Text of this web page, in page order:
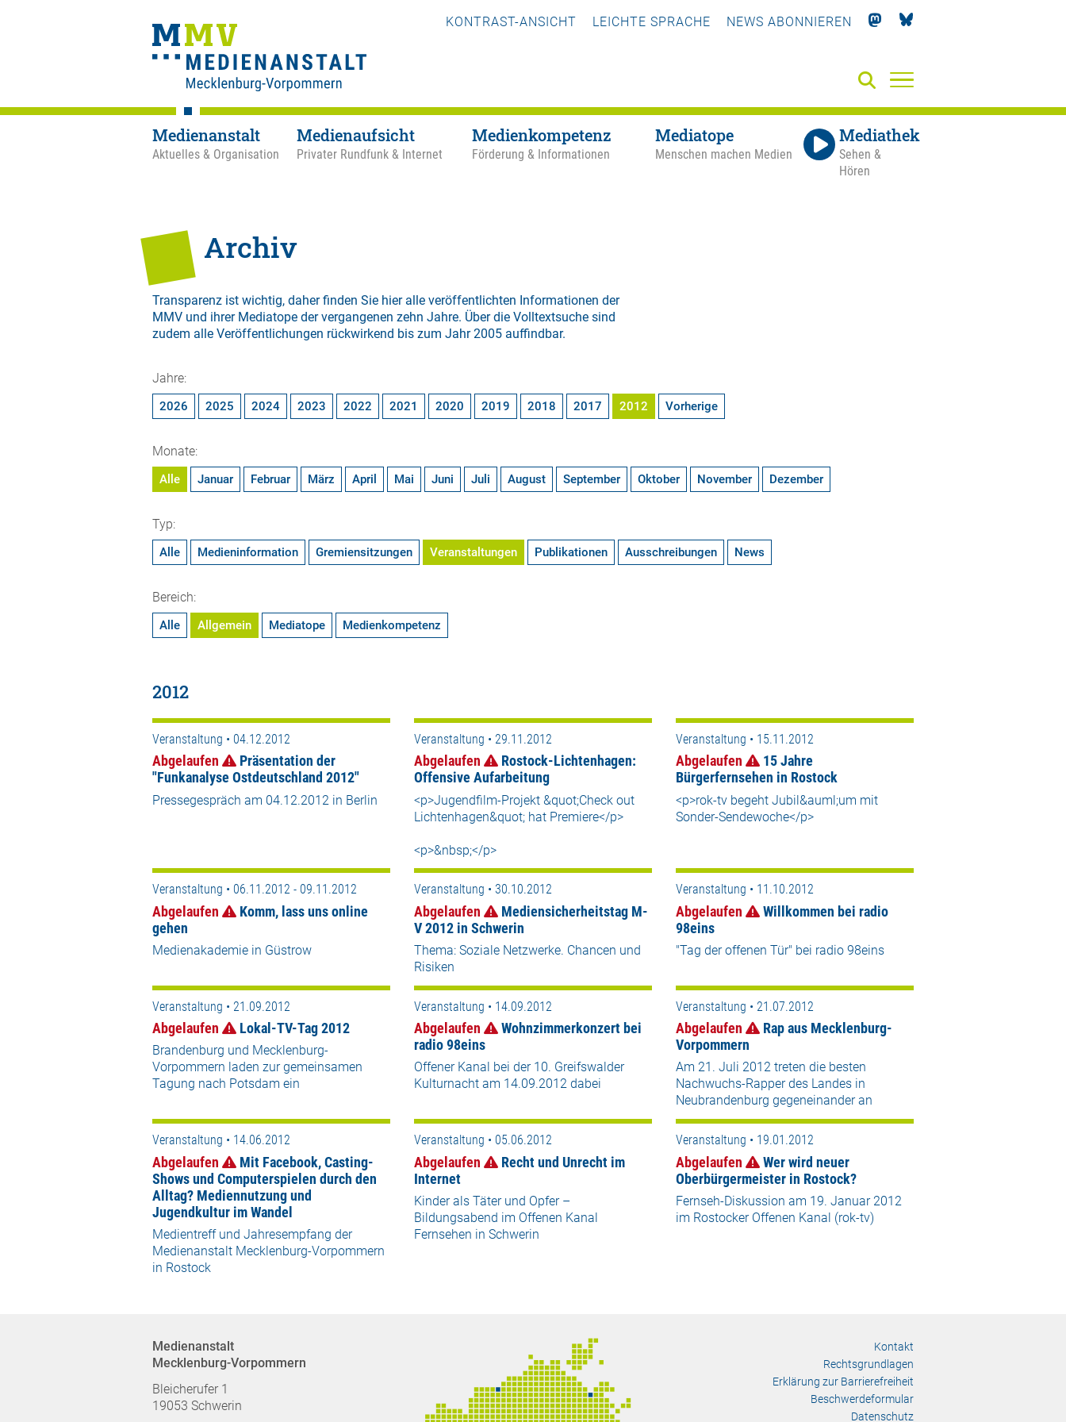
KONTRAST-ANSICHT LEICHTE SPRACHE NEWS ABONNIEREN
Medienanstalt
Aktuelles & Organisation
Medienaufsicht
Privater Rundfunk & Internet
Medienkompetenz
Förderung & Informationen
Mediatope
Menschen machen Medien
Mediathek
Sehen &
Hören
Archiv
Transparenz ist wichtig, daher finden Sie hier alle veröffentlichten Informationen der
MMV und ihrer Mediatope der vergangenen zehn Jahre. Über die Volltextsuche sind
zudem alle Veröffentlichungen rückwirkend bis zum Jahr 2005 auffindbar.
Jahre:
2026 2025 2024 2023 2022 2021 2020 2019 2018 2017 2012 Vorherige
Monate:
Alle Januar Februar März April Mai Juni Juli August September Oktober November Dezember
Typ:
Alle Medieninformation Gremiensitzungen Veranstaltungen Publikationen Ausschreibungen News
Bereich:
Alle Allgemein Mediatope Medienkompetenz
2012
Veranstaltung • 04.12.2012
Abgelaufen
Präsentation der
"Funkanalyse Ostdeutschland 2012"
Pressegespräch am 04.12.2012 in Berlin
Veranstaltung • 29.11.2012
Abgelaufen
Rostock-Lichtenhagen:
Offensive Aufarbeitung
<p>Jugendfilm-Projekt &quot;Check out
Lichtenhagen&quot; hat Premiere</p>
<p>&nbsp;</p>
Veranstaltung • 15.11.2012
Abgelaufen
15 Jahre
Bürgerfernsehen in Rostock
<p>rok-tv begeht Jubil&auml;um mit
Sonder-Sendewoche</p>
Veranstaltung • 06.11.2012 - 09.11.2012
Abgelaufen
Komm, lass uns online
gehen
Medienakademie in Güstrow
Veranstaltung • 30.10.2012
Abgelaufen
Mediensicherheitstag M-
V 2012 in Schwerin
Thema: Soziale Netzwerke. Chancen und
Risiken
Veranstaltung • 11.10.2012
Abgelaufen
Willkommen bei radio
98eins
"Tag der offenen Tür" bei radio 98eins
Veranstaltung • 21.09.2012
Abgelaufen Lokal-TV-Tag 2012
Brandenburg und Mecklenburg-
Vorpommern laden zur gemeinsamen
Tagung nach Potsdam ein
Veranstaltung • 14.09.2012
Abgelaufen
Wohnzimmerkonzert bei
radio 98eins
Offener Kanal bei der 10. Greifswalder
Kulturnacht am 14.09.2012 dabei
Veranstaltung • 21.07.2012
Abgelaufen
Rap aus Mecklenburg-
Vorpommern
Am 21. Juli 2012 treten die besten
Nachwuchs-Rapper des Landes in
Neubrandenburg gegeneinander an
Veranstaltung • 14.06.2012
Abgelaufen
Mit Facebook, Casting-
Shows und Computerspielen durch den
Alltag? Mediennutzung und
Jugendkultur im Wandel
Medientreff und Jahresempfang der
Medienanstalt Mecklenburg-Vorpommern
in Rostock
Veranstaltung • 05.06.2012
Abgelaufen
Recht und Unrecht im
Internet
Kinder als Täter und Opfer –
Bildungsabend im Offenen Kanal
Fernsehen in Schwerin
Veranstaltung • 19.01.2012
Abgelaufen
Wer wird neuer
Oberbürgermeister in Rostock?
Fernseh-Diskussion am 19. Januar 2012
im Rostocker Offenen Kanal (rok-tv)
Medienanstalt
Mecklenburg-Vorpommern
Bleicherufer 1
19053 Schwerin
Kontakt
Rechtsgrundlagen
Erklärung zur Barrierefreiheit
Beschwerdeformular
Datenschutz